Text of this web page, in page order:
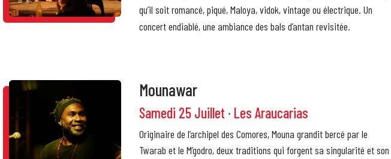
qu’il soit romancé, piqué, Maloya, vidok, vintage ou électrique. Un
concert endiablé, une ambiance des bals d’antan revisitée.
Mounawar
Samedi 25 Juillet · Les Araucarias
Originaire de l’archipel des Comores, Mouna grandit bercé par le
Twarab et le M’godro, deux traditions qui forgent sa singularité et son